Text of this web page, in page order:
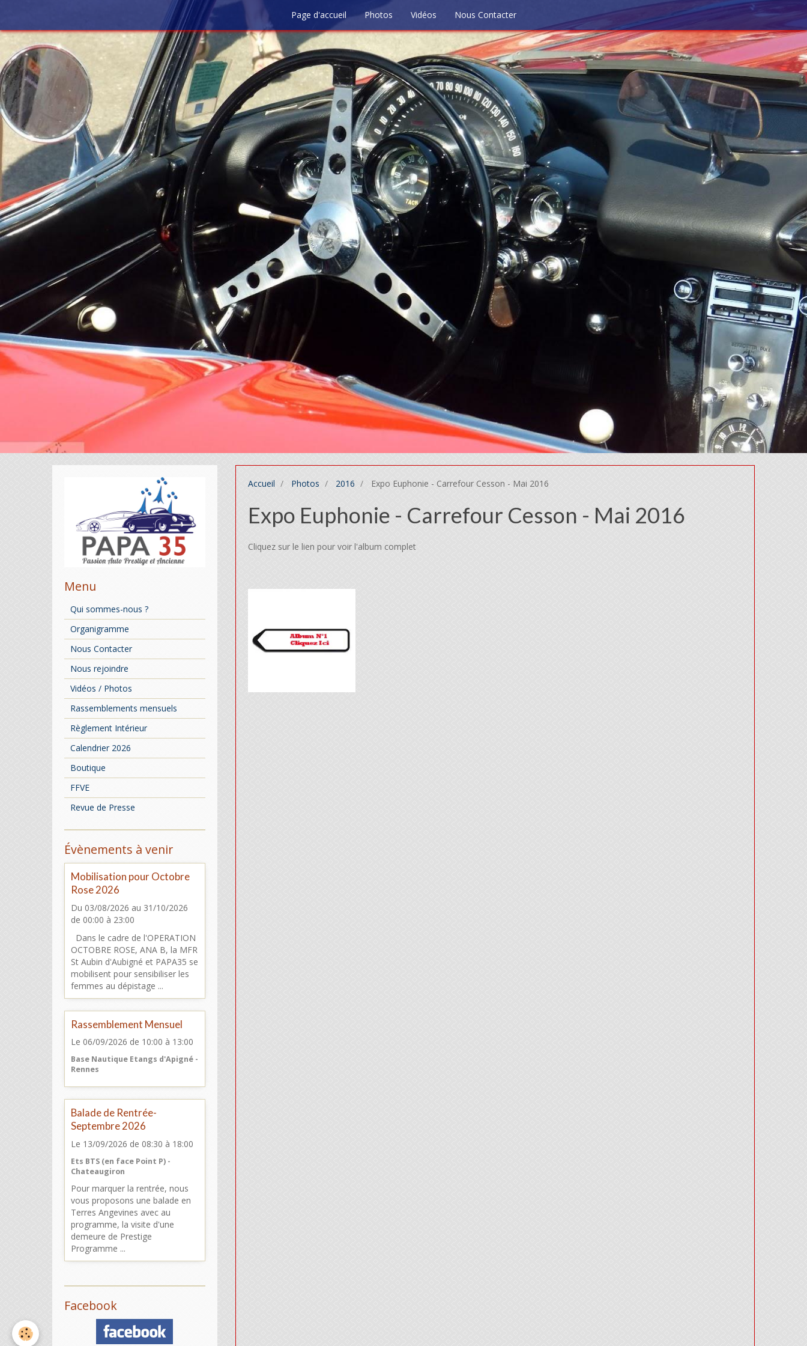
Page d'accueil Photos Vidéos Nous Contacter
Accueil Photos 2016 Expo Euphonie - Carrefour Cesson - Mai 2016
Expo Euphonie - Carrefour Cesson - Mai 2016
Cliquez sur le lien pour voir l'album complet
Menu
Qui sommes-nous ?
Organigramme
Nous Contacter
Nous rejoindre
Vidéos / Photos
Rassemblements mensuels
Règlement Intérieur
Calendrier 2026
Boutique
FFVE
Revue de Presse
Évènements à venir
Mobilisation pour Octobre
Rose 2026
Du 03/08/2026 au 31/10/2026
de 00:00 à 23:00
Dans le cadre de l'OPERATION
OCTOBRE ROSE, ANA B, la MFR
St Aubin d'Aubigné et PAPA35 se
mobilisent pour sensibiliser les
femmes au dépistage ...
Rassemblement Mensuel
Le 06/09/2026 de 10:00 à 13:00
Base Nautique Etangs d'Apigné -
Rennes
Balade de Rentrée-
Septembre 2026
Le 13/09/2026 de 08:30 à 18:00
Ets BTS (en face Point P) -
Chateaugiron
Pour marquer la rentrée, nous
vous proposons une balade en
Terres Angevines avec au
programme, la visite d'une
demeure de Prestige
Programme ...
Facebook